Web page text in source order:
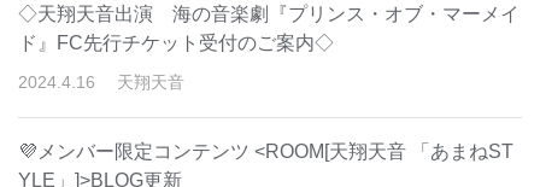
◇天翔天音出演 海の音楽劇『プリンス・オブ・マーメイ
ド』FC先行チケット受付のご案内◇
2024 4 16 天翔天音
💜メンバー限定コンテンツ <ROOM[天翔天音 「あまねST
YLE」]>BLOG更新